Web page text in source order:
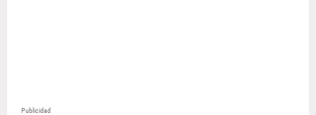
Publicidad